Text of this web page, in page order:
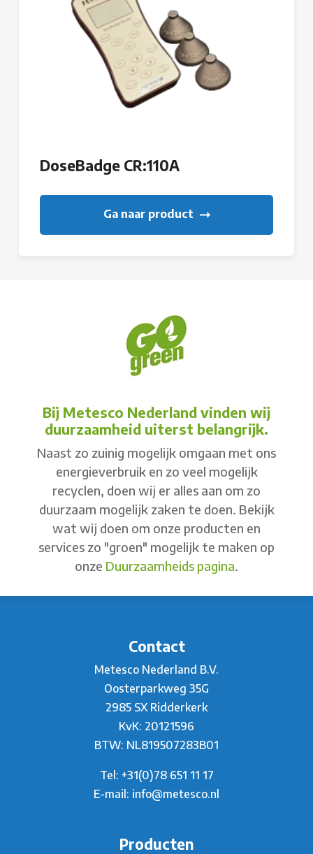
DoseBadge CR:110A
Ga naar product
Bij Metesco Nederland vinden wij
duurzaamheid uiterst belangrijk.
Naast zo zuinig mogelijk omgaan met ons
energieverbruik en zo veel mogelijk
recyclen, doen wij er alles aan om zo
duurzaam mogelijk zaken te doen. Bekijk
wat wij doen om onze producten en
services zo "groen" mogelijk te maken op
onze Duurzaamheids pagina.
Contact
Metesco Nederland B.V.
Oosterparkweg 35G
2985 SX Ridderkerk
KvK: 20121596
BTW: NL819507283B01
Tel: +31(0)78 651 11 17
E-mail: info@metesco.nl
Producten